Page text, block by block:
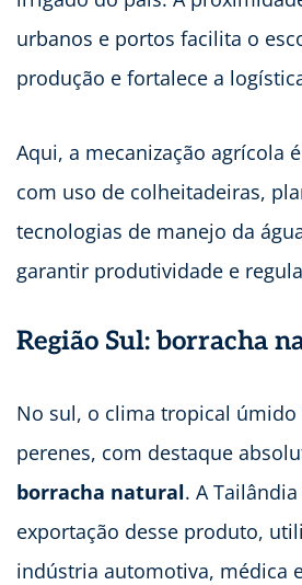
urbanos e portos facilita o
produção e fortalece a
Aqui, a mecanização agrícola
com uso de colheitadeiras,
tecnologias de manejo da
garantir produtividade e
Região Sul: borracha
No sul, o clima tropical úmido
perenes, com destaque
borracha natural. A
exportação desse produto,
indústria automotiva, médica